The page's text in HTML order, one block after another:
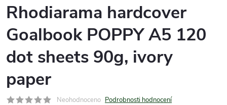
Rhodiarama hardcover
Goalbook POPPY A5 120
dot sheets 90g, ivory
paper
Neohodnoceno Podrobnosti hodnocení